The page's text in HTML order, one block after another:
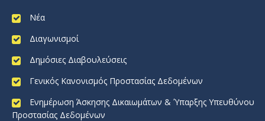
Νέα
Διαγωνισμοί
Δημόσιες Διαβουλεύσεις
Γενικός Κανονισμός Προστασίας Δεδομένων
Ενημέρωση Άσκησης Δικαιωμάτων & Ύπαρξης Υπευθύνου
Προστασίας Δεδομένων